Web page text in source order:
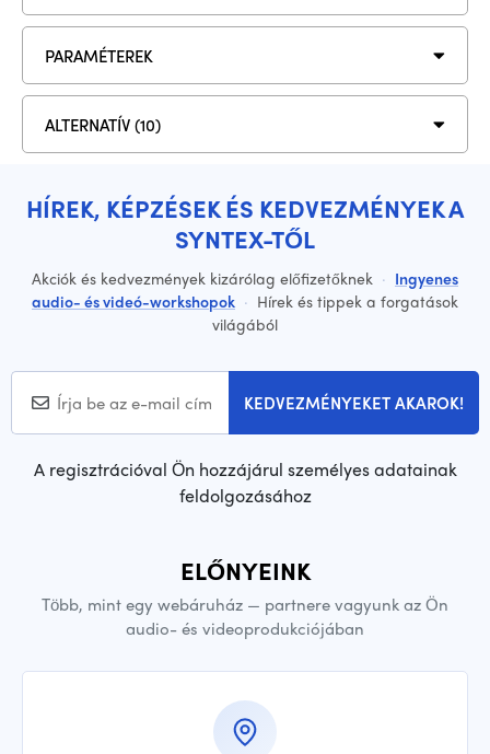
PARAMÉTEREK
ALTERNATÍV (10)
HÍREK, KÉPZÉSEK ÉS KEDVEZMÉNYEK A
SYNTEX-TŐL
Akciók és kedvezmények kizárólag előfizetőknek · Ingyenes
audio- és videó-workshopok · Hírek és tippek a forgatások
világából
KEDVEZMÉNYEKET AKAROK!
A regisztrációval Ön hozzájárul személyes adatainak
feldolgozásához
ELŐNYEINK
Több, mint egy webáruház — partnere vagyunk az Ön
audio- és videoprodukciójában